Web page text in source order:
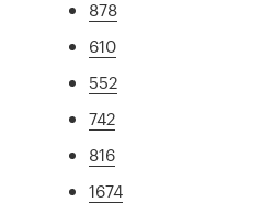
878
610
552
742
816
1674